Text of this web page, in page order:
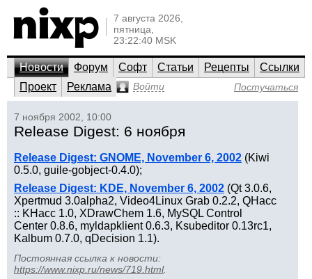
7 августа 2026,
пятница,
23:22:40 MSK
Новости Форум Софт Статьи Рецепты
Ссылки
Проект
Реклама Войти Постучаться
7 ноября 2002, 10:00
Release Digest: 6 ноября
Release Digest: GNOME, November 6, 2002 (Kiwi
0.5.0, guile-gobject-0.4.0);
Release Digest: KDE, November 6, 2002 (Qt 3.0.6,
Xpertmud 3.0alpha2, Video4Linux Grab 0.2.2, QHacc
:: KHacc 1.0, XDrawChem 1.6, MySQL Control
Center 0.8.6, myldapklient 0.6.3, Ksubeditor 0.13rc1,
Kalbum 0.7.0, qDecision 1.1).
Постоянная ссылка к новости:
https://www.nixp.ru/news/719.html.